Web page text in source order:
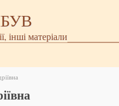
інші матеріали